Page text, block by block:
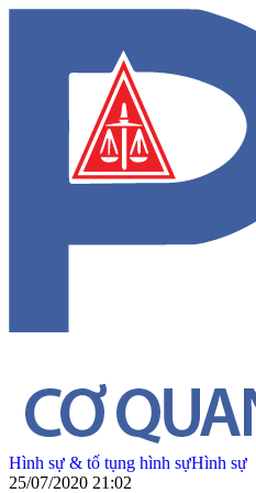
Hình sự & tố tụng hình sựHình sự
25/07/2020 21:02